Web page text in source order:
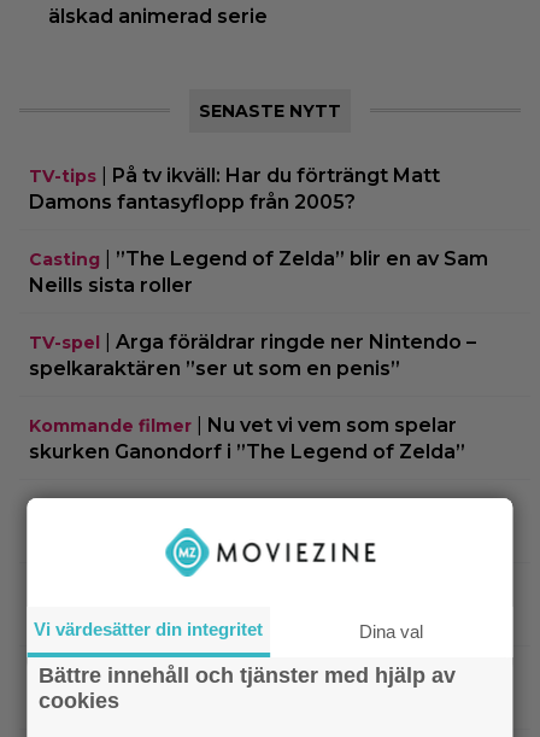
älskad animerad serie
SENASTE NYTT
TV-tips
På tv ikväll: Har du förträngt Matt
Damons fantasyflopp från 2005?
Casting
”The Legend of Zelda” blir en av Sam
Neills sista roller
TV-spel
Arga föräldrar ringde ner Nintendo –
spelkaraktären ”ser ut som en penis”
Kommande filmer
Nu vet vi vem som spelar
skurken Ganondorf i ”The Legend of Zelda”
Casting
baserad på älskad animerad serie
Connor kan bli nye Cyclops
Bioaktuellt|Nya svenska filmen kallas ”årets
charmigaste komedi” – nu på bio
Vi värdesätter din integritet Dina val
Bättre innehåll och tjänster med hjälp av
cookies